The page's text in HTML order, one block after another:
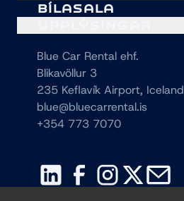
BÍLASALA
Blue Car Rental ehf.
Blikavöllur 3
235 Keflavík Airport, Iceland
blue@bluecarrental.is
+354 773 7070